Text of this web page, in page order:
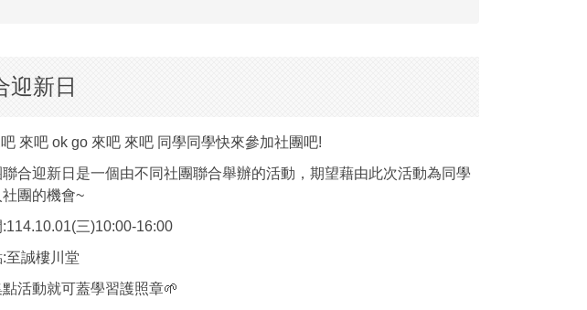
迎新日
來吧 ok go 來吧 來吧 同學同學快來參加社團吧!
聯合迎新日是一個由不同社團聯合舉辦的活動，期望藉由此次活動為同學
團的機會~
三)10:00-16:00
至誠樓川堂
活動就可蓋學習護照章🌱